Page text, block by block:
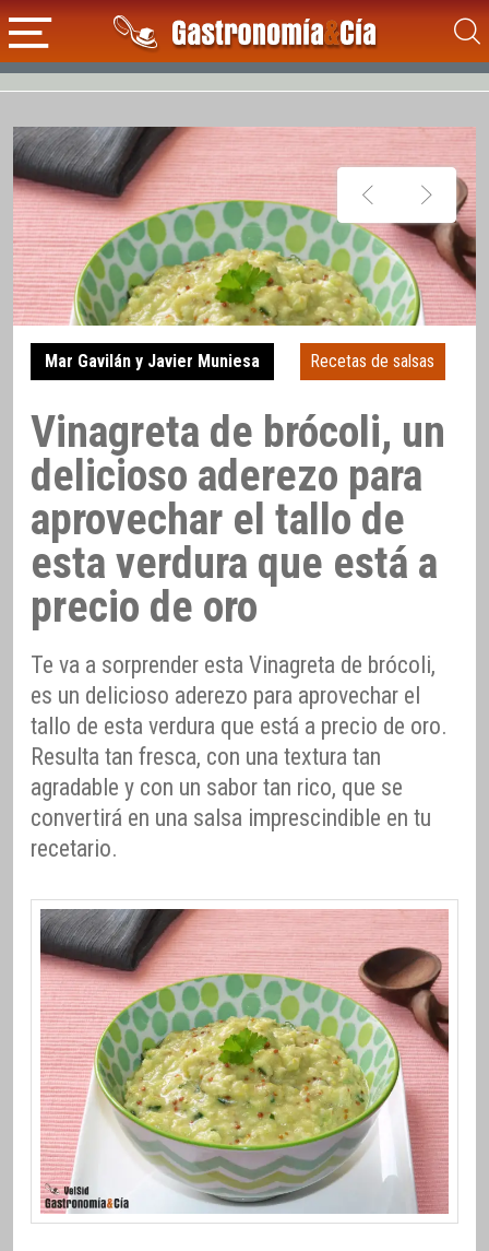
Mar Gavilán y Javier Muniesa Recetas de salsas
Vinagreta de brócoli, un
delicioso aderezo para
aprovechar el tallo de
esta verdura que está a
precio de oro
Te va a sorprender esta Vinagreta de brócoli,
es un delicioso aderezo para aprovechar el
tallo de esta verdura que está a precio de oro.
Resulta tan fresca, con una textura tan
agradable y con un sabor tan rico, que se
convertirá en una salsa imprescindible en tu
recetario.